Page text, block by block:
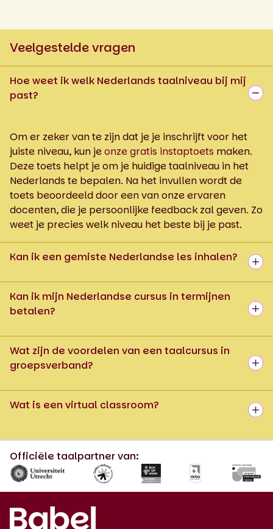
Veelgestelde vragen
Hoe weet ik welk Nederlands taalniveau bij mij
past?
Om er zeker van te zijn dat je je inschrijft voor het
juiste niveau, kun jeonze gratis instaptoets maken.
Deze toets helpt je om je huidige taalniveau in het
Nederlands te bepalen. Na het invullen wordt de
toets beoordeeld door een van onze ervaren
docenten, die je persoonlijke feedback zal geven. Zo
weet je precies welk niveau het beste bij je past.
Kan ik een gemiste Nederlandse les inhalen?
Kan ik mijn Nederlandse cursus in termijnen
betalen?
Wat zijn de voordelen van een taalcursus in
groepsverband?
Wat is een virtual classroom?
Officiële taalpartner van: